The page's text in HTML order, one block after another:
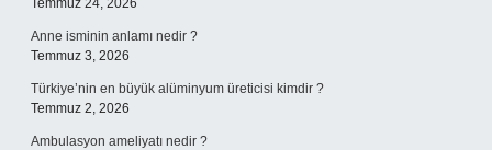
Temmuz 24, 2026
Anne isminin anlamı nedir ?
Temmuz 3, 2026
Türkiye’nin en büyük alüminyum üreticisi kimdir ?
Temmuz 2, 2026
Ambulasyon ameliyatı nedir ?